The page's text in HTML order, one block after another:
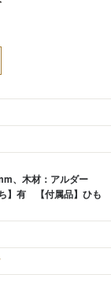
、木材：アルダー
】有 【付属品】ひも